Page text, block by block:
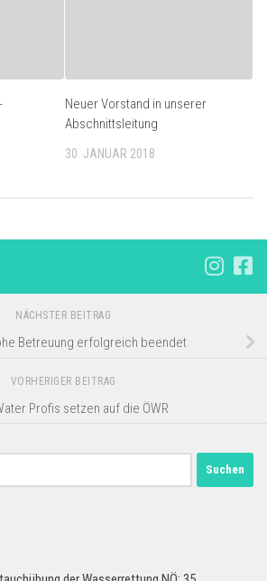
Neuer Vorstand in unserer
Abschnittsleitung
30. JANUAR 2018
NÄCHSTER BEITRAG
Betreuung erfolgreich beendet
VORHERIGER BEITRAG
Profis setzen auf die ÖWR